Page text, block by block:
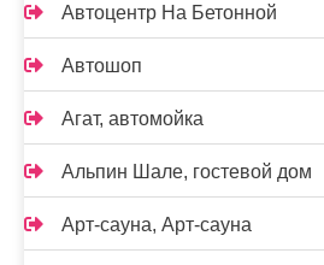
Автоцентр На Бетонной
Автошоп
Агат, автомойка
Альпин Шале, гостевой дом
Арт-сауна, Арт-сауна